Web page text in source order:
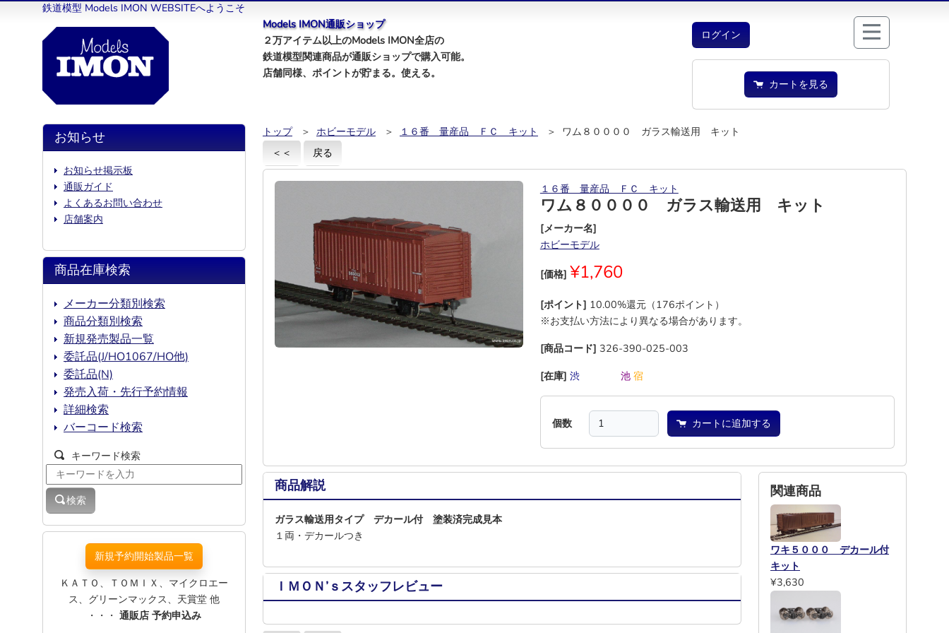
鉄道模型 Models IMON WEBSITEへようこそ
Models IMON通販ショップ
２万アイテム以上のModels IMON全店の
鉄道模型関連商品が通販ショップで購入可能。
店舗同様、ポイントが貯まる。使える。
ログイン
カートを見る
トップ ＞ ホビーモデル ＞ １６番 量産品 ＦＣ キット
＞ ワム８００００ ガラス輸送用 キット
＜＜
戻る
１６番 量産品 ＦＣ キット
ワム８００００ ガラス輸送用 キット
[メーカー名]
ホビーモデル
[価格] ¥1,760
[ポイント] 10.00%還元（176ポイント）
※お支払い方法により異なる場合があります。
[商品コード] 326-390-025-003
[在庫] 渋 池 宿
個数 カートに追加する
商品解説
ガラス輸送用タイプ デカール付 塗装済完成見本
１両・デカールつき
ＩＭＯＮ’ｓスタッフレビュー
関連商品
ワキ５０００ デカール付
キット
¥3,630
お知らせ
お知らせ掲示板
通販ガイド
よくあるお問い合わせ
店舗案内
商品在庫検索
メーカー分類別検索
商品分類別検索
新規発売製品一覧
委託品(J/HO1067/HO他)
委託品(N)
発売入荷・先行予約情報
詳細検索
バーコード検索
キーワード検索
検索
新規予約開始製品一覧
ＫＡＴＯ、ＴＯＭＩＸ、マイクロエー
ス、グリーンマックス、天賞堂 他
・・・ 通販店 予約申込み